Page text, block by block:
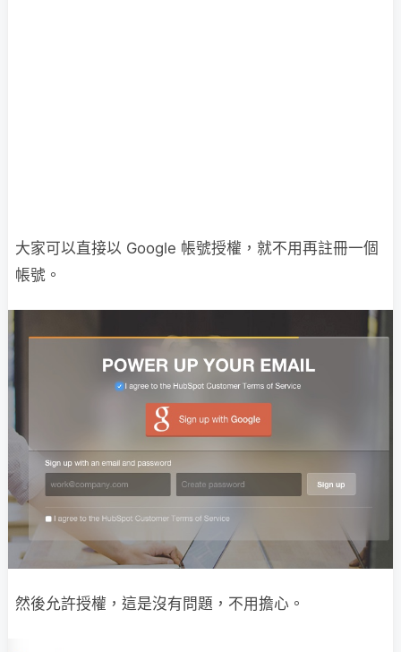
大家可以直接以 Google 帳號授權，就不用再註冊一個
帳號。
然後允許授權，這是沒有問題，不用擔心。